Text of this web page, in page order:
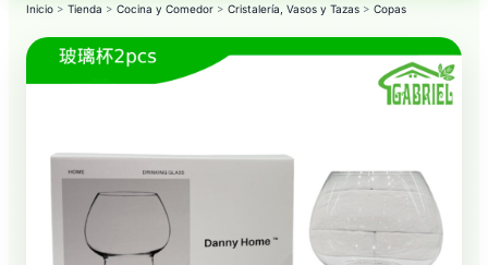
Inicio > Tienda > Cocina y Comedor > Cristalería, Vasos y Tazas > Copas